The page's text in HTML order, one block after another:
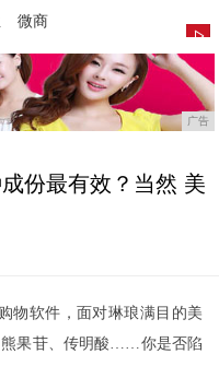
微商
广告
份最有效？当然 美
物软件，面对琳琅满目的美
熊果苷、传明酸……你是否陷